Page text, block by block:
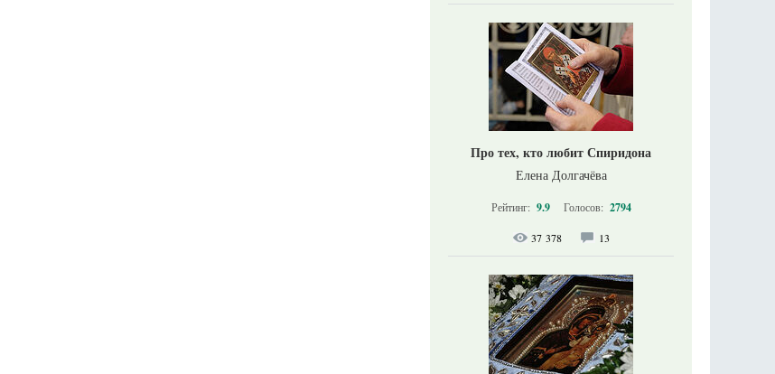
Про тех, кто любит Спиридона
Елена Долгачёва
Рейтинг: 9.9 Голосов: 2794
37 378 13